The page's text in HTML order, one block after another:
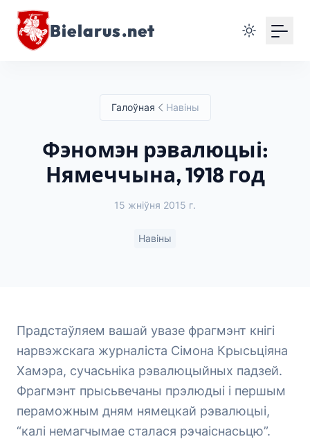
Bielarus.net
Галоўная Навіны
Фэномэн рэвалюцыі:
Нямеччына, 1918 год
15 жніўня 2015 г.
Навіны
Прадстаўляем вашай увазе фрагмэнт кнігі
нарвэжскага журналіста Сімона Крысьціяна
Хамэра, сучасьніка рэвалюцыйных падзей.
Фрагмэнт прысьвечаны прэлюдыі і першым
пераможным дням нямецкай рэвалюцыі,
“калі немагчымае сталася рэчаіснасьцю”.